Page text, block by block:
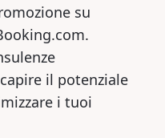
su
il potenziale
i tuoi